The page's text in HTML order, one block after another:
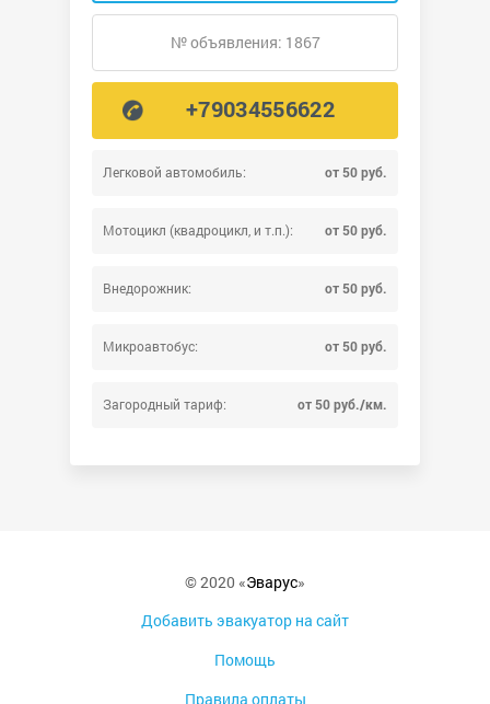
Легковой автомобиль: от 50 руб.
Мотоцикл (квадроцикл, и т.п.): от 50 руб.
Внедорожник: от 50 руб.
Микроавтобус: от 50 руб.
Загородный тариф: от 50 руб./км.
№ объявления: 1867
+79034556622
© 2020 «Эварус»
Добавить эвакуатор на сайт
Помощь
Правила оплаты